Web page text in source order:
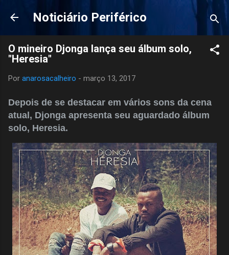
Pular para o conteúdo principal
Noticiário Periférico
O mineiro Djonga lança seu álbum solo,
"Heresia"
Por anarosacalheiro - março 13, 2017
Depois de se destacar em vários sons da cena
atual, Djonga apresenta seu aguardado álbum
solo, Heresia.